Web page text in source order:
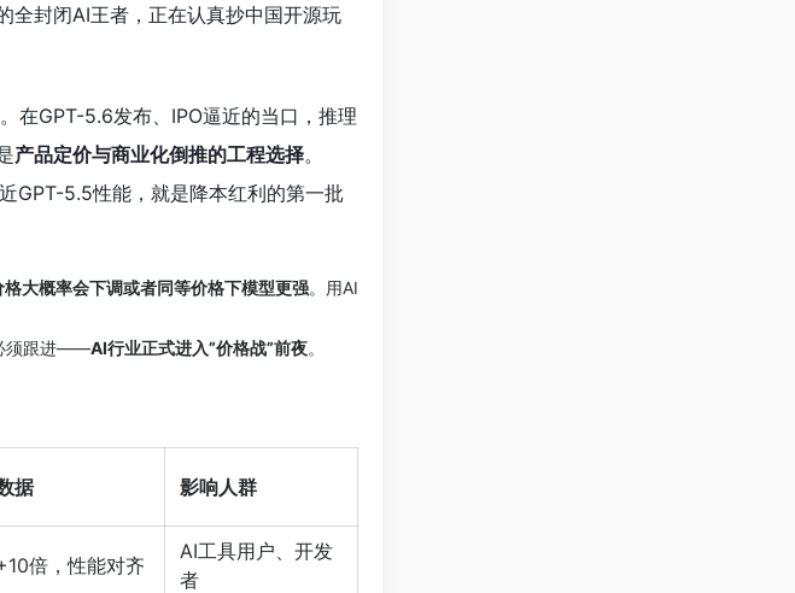
全封闭AI王者，正在认真抄中国开源玩
。在GPT-5.6发布、IPO逼近的当口，推理
产品定价与商业化倒推的工程选择。
GPT-5.5性能，就是降本红利的第一批
大概率会下调或者同等价格下模型更强。用AI
须跟进——AI行业正式进入”价格战”前夜。
据 影响人群
倍，性能对齐
AI工具用户、开发
者